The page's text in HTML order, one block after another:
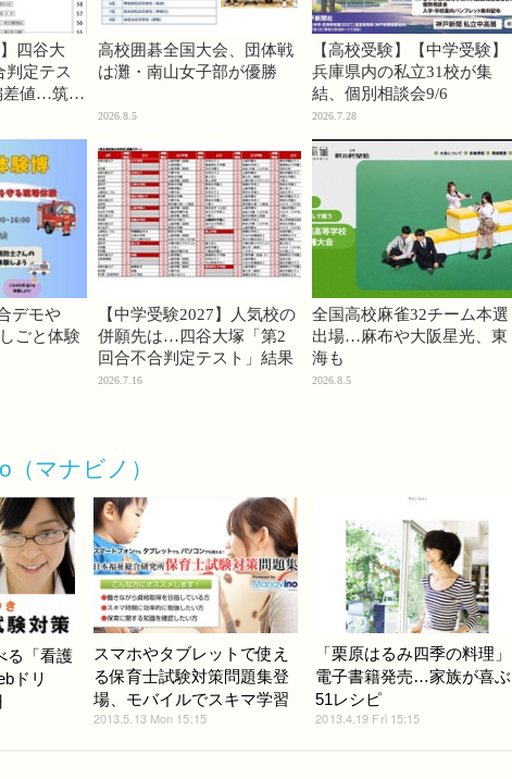
四谷大
判定テス
差値…筑駒
高校囲碁全国大会、団体戦
は灘・南山女子部が優勝
2026.8.5
【高校受験】【中学受験】
兵庫県内の私立31校が集
結、個別相談会9/6
2026.7.28
デモや
ごと体験
【中学受験2027】人気校の
併願先は…四谷大塚「第2
回合不合判定テスト」結果
2026.7.16
全国高校麻雀32チーム本選
出場…麻布や大阪星光、東
海も
2026.8.5
（マナビノ）
る「看護
ドリ
スマホやタブレットで使え
る保育士試験対策問題集登
場、モバイルでスキマ学習
2013.5.13 Mon 15:15
「栗原はるみ四季の料理」
電子書籍発売…家族が喜ぶ
51レシピ
2013.4.19 Fri 15:15